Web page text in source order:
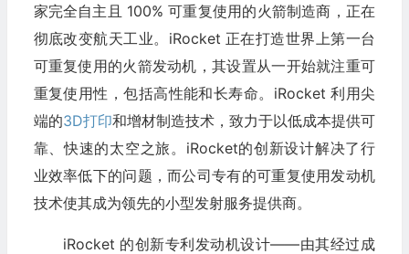
家完全自主且 100% 可重复使用的火箭制造商，正在
彻底改变航天工业。iRocket 正在打造世界上第一台
可重复使用的火箭发动机，其设置从一开始就注重可
重复使用性，包括高性能和长寿命。iRocket 利用尖
端的3D打印和增材制造技术，致力于以低成本提供可
靠、快速的太空之旅。iRocket的创新设计解决了行
业效率低下的问题，而公司专有的可重复使用发动机
技术使其成为领先的小型发射服务提供商。
iRocket 的创新专利发动机设计——由其经过成